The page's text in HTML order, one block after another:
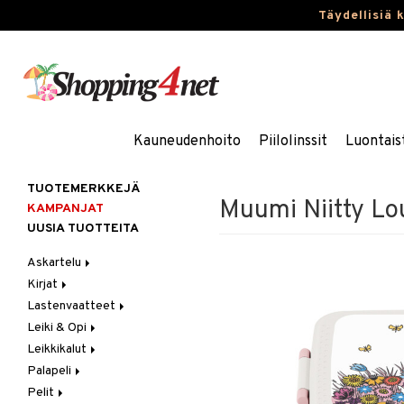
Täydellisiä
Kauneudenhoito Piilolinssit
Muumi Niitty
TUOTEMERKKEJÄ
KAMPANJAT
UUSIA TUOTTEITA
Askartelu
Askartelumateriaalit
Askartelusetti
Helmet
Koulutarvikkeet
Muovailuvaha
Piirrä ja maalaa
Kirjat
Askartelukirjat
Maalauskirjat
Päiväkirjat
Lastenvaatteet
Alaosat
Leggingsit
Alusvaatteet & Sukat
Kengät
Mekot
Leiki & Opi
Opetuslelut
Oppimispelit
Soittimet
Leikkikalut
Ajoneuvot
Autoradat
Eläimet
Palapeli
1000 palaa
Pelit